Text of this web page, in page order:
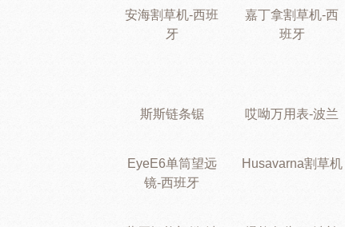
安海割草机-西班
牙
嘉丁拿割草机-西
班牙
斯斯链条锯 哎呦万用表-波兰
EyeE6单筒望远
镜-西班牙
Husavarna割草机